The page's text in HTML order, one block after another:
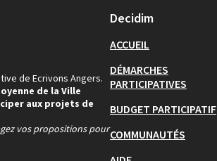
de Ecrivons Angers.
de la Ville
aux projets de
vos propositions pour
Decidim
ACCUEIL
DÉMARCHES
PARTICIPATIVES
BUDGET PARTICIPATIF
COMMUNAUTÉS